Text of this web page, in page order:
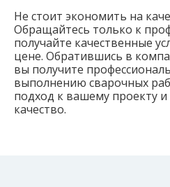
Не стоит экономить на
Обращайтесь только к
получайте качественные
цене. Обратившись в
вы получите
выполнению сварочных
подход к вашему проекту
качество.